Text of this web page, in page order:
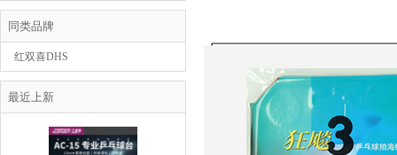
同类品牌
红双喜DHS
最近上新
29.00